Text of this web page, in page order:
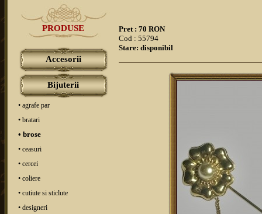
PRODUSE
Accesorii
Bijuterii
• agrafe par
• bratari
• brose
• ceasuri
• cercei
• coliere
• cutiute si sticlute
• designeri
Pret : 70 RON
Cod : 55794
Stare: disponibil